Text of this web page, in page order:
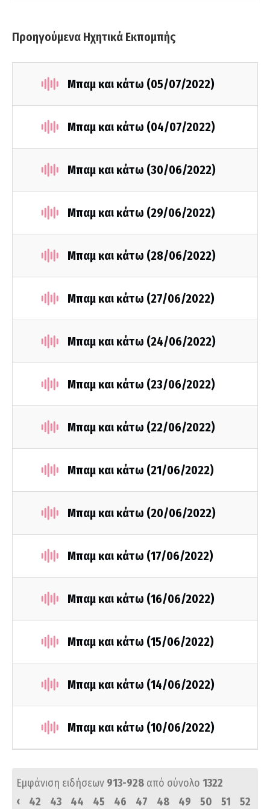
Προηγούμενα Ηχητικά Εκπομπής
Μπαμ και κάτω (05/07/2022)
Μπαμ και κάτω (04/07/2022)
Μπαμ και κάτω (30/06/2022)
Μπαμ και κάτω (29/06/2022)
Μπαμ και κάτω (28/06/2022)
Μπαμ και κάτω (27/06/2022)
Μπαμ και κάτω (24/06/2022)
Μπαμ και κάτω (23/06/2022)
Μπαμ και κάτω (22/06/2022)
Μπαμ και κάτω (21/06/2022)
Μπαμ και κάτω (20/06/2022)
Μπαμ και κάτω (17/06/2022)
Μπαμ και κάτω (16/06/2022)
Μπαμ και κάτω (15/06/2022)
Μπαμ και κάτω (14/06/2022)
Μπαμ και κάτω (10/06/2022)
Εμφάνιση ειδήσεων 913-928 από σύνολο 1322
‹
42 43 44 45 46 47 48 49 50 51
52